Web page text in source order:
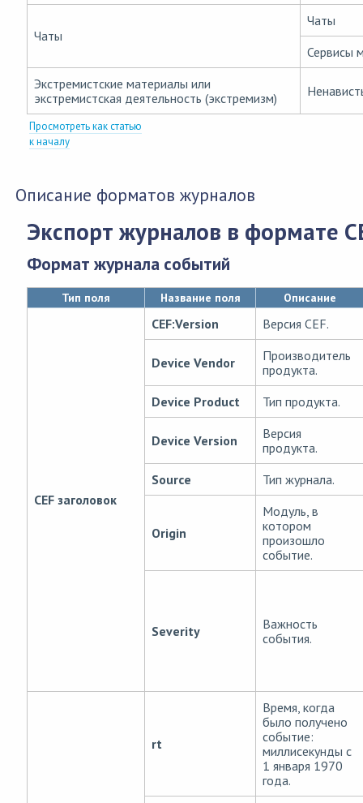
Чаты
Чаты
Сервисы
Экстремистские материалы или
экстремистская деятельность (экстремизм)
Просмотреть как статью
к началу
Описание форматов журналов
Экспорт журналов в формате
Формат журнала событий
Тип поля Название поля Описание
CEF заголовок
CEF:Version Версия CEF.
Device Vendor
Производитель
продукта.
Device Product
Тип продукта.
Device Version
Версия
продукта.
Source
Тип журнала.
Origin
Модуль, в
котором
произошло
событие.
Severity
Важность
события.
rt
Время, когда
было получено
событие:
миллисекунды с
1 января 1970
года.